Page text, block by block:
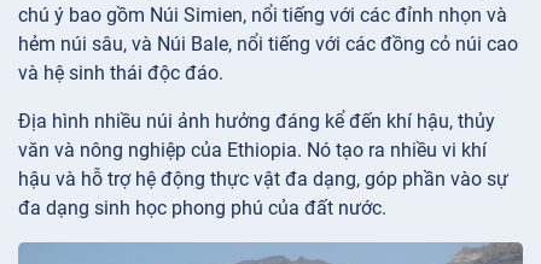
chú ý bao gồm Núi Simien, nổi tiếng với các đỉnh nhọn và
hẻm núi sâu, và Núi Bale, nổi tiếng với các đồng cỏ núi cao
và hệ sinh thái độc đáo.
Địa hình nhiều núi ảnh hưởng đáng kể đến khí hậu, thủy
văn và nông nghiệp của Ethiopia. Nó tạo ra nhiều vi khí
hậu và hỗ trợ hệ động thực vật đa dạng, góp phần vào sự
đa dạng sinh học phong phú của đất nước.